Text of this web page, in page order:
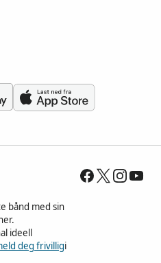
bånd med sin
ideell
deg frivilligi